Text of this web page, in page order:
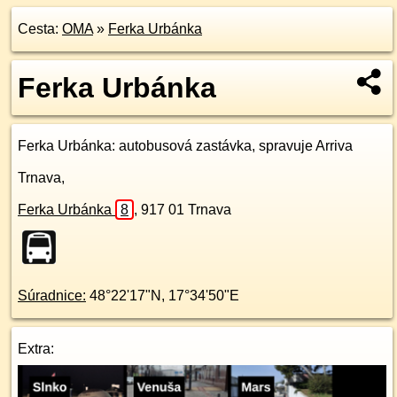
Cesta: OMA» Ferka Urbánka
Ferka Urbánka
Ferka Urbánka: autobusová zastávka, spravuje Arriva
Trnava,
Ferka Urbánka 8 , 917 01 Trnava
Súradnice: 48°22'17"N , 17°34'50"E
Extra: